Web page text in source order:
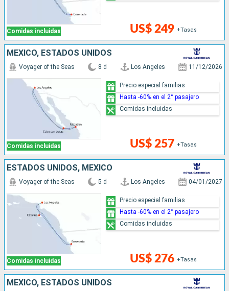
Comidas incluidas US$ 249 +Tasas
MÉXICO, ESTADOS UNIDOS
Comidas incluidas
Voyager of the Seas 8 d Los Angeles 11/12/2026
US$ 257 +Tasas
Precio especial familias
Hasta -60% en el 2° pasajero
Comidas incluidas
ESTADOS UNIDOS, MÉXICO
Comidas incluidas
Voyager of the Seas 5 d Los Angeles 04/01/2027
US$ 276 +Tasas
Precio especial familias
Hasta -60% en el 2° pasajero
Comidas incluidas
MÉXICO, ESTADOS UNIDOS